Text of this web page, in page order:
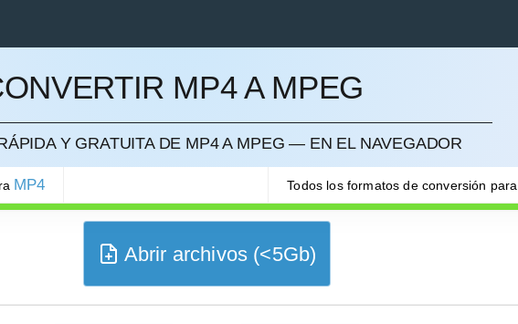
MP4 A MPEG
Y GRATUITA DE MP4 A MPEG — EN EL NAVEGADOR
MP4 Todos los formatos de conversión para
Abrir archivos (<5Gb)